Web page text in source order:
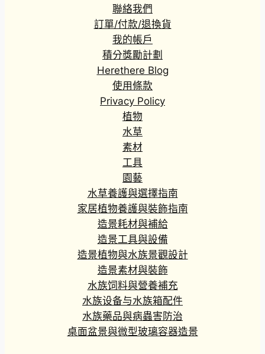
K
$
2
4
.
0
4
到
H
K
$
9
7
1
4
聯絡我們
訂單/付款/退換貨
我的帳戶
積分獎勵計劃
Herethere Blog
使用條款
Privacy Policy
植物
水草
素材
工具
園藝
水草養護與選擇指南
家居植物養護與裝飾指南
造景耗材與補給
造景工具與設備
造景植物與水族景觀設計
造景素材與裝飾
水族饲料與營養補充
水族设备与水族箱配件
水族藥品與病蟲害防治
桌面盆景與微型玻璃容器造景